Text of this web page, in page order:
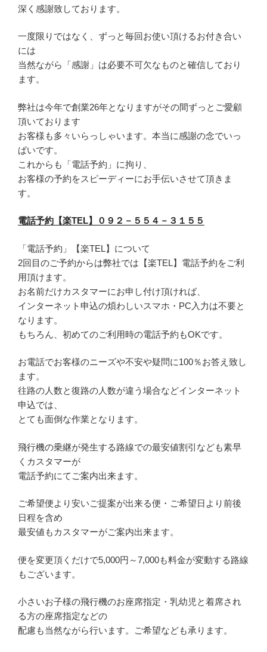
深く感謝致しております。
一度限りではなく、ずっと毎回お使い頂けるお付き合い
には
当然ながら「感謝」は必要不可欠なものと確信しており
ます。
弊社は今年で創業26年となりますがその間ずっとご愛顧
頂いております
お客様も多々いらっしゃいます。本当に感謝の念でいっ
ぱいです。
これからも「電話予約」に拘り、
お客様の予約をスピーディーにお手伝いさせて頂きま
す。
電話予約【楽TEL】０９２－５５４－３１５５
「電話予約」【楽TEL】について
2回目のご予約からは弊社では【楽TEL】電話予約をご利
用頂けます。
お名前だけカスタマーにお申し付け頂ければ、
インターネット申込の煩わしいスマホ・PC入力は不要と
なります。
もちろん、初めてのご利用時の電話予約もOKです。
お電話でお客様のニーズや不安や疑問に100％お答え致し
ます。
往路の人数と復路の人数が違う場合などインターネット
申込では、
とても面倒な作業となります。
飛行機の乗継が発生する路線での最安値割引なども素早
くカスタマーが
電話予約にてご案内出来ます。
ご希望便より安いご提案が出来る便・ご希望日より前後
日程を含め
最安値もカスタマーがご案内出来ます。
便を変更頂くだけで5,000円～7,000も料金が変動する路線
もございます。
小さいお子様の飛行機のお座席指定・乳幼児と着席され
る方の座席指定などの
配慮も当然ながら行います。ご希望なども承ります。